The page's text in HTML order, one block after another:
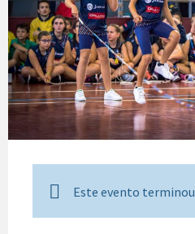
Este evento terminou